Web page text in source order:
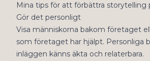
Mina tips för att förbättra storytelling
Gör det personligt
Visa människorna bakom företaget
som företaget har hjälpt. Personliga
inläggen känns äkta och relaterbara.